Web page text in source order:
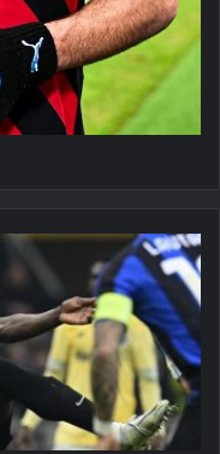
دوري
أبطال
أوروبا
لوكاكو
يقود
الإنتر
للفوز